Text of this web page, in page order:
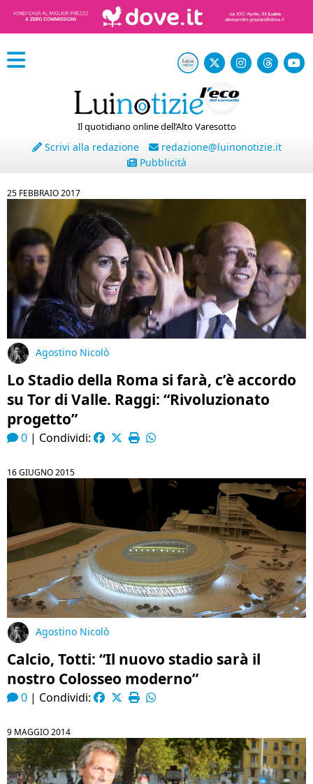
Il quotidiano online dell’Alto Varesotto
Scrivi alla redazione
redazione@luinonotizie.it
Pubblicità
25 FEBBRAIO 2017
Agostino Nicolò
Lo Stadio della Roma si farà, c’è accordo
su Tor di Valle. Raggi: “Rivoluzionato
progetto”
0 | Condividi:
16 GIUGNO 2015
Agostino Nicolò
Calcio, Totti: “Il nuovo stadio sarà il
nostro Colosseo moderno”
0 | Condividi:
9 MAGGIO 2014